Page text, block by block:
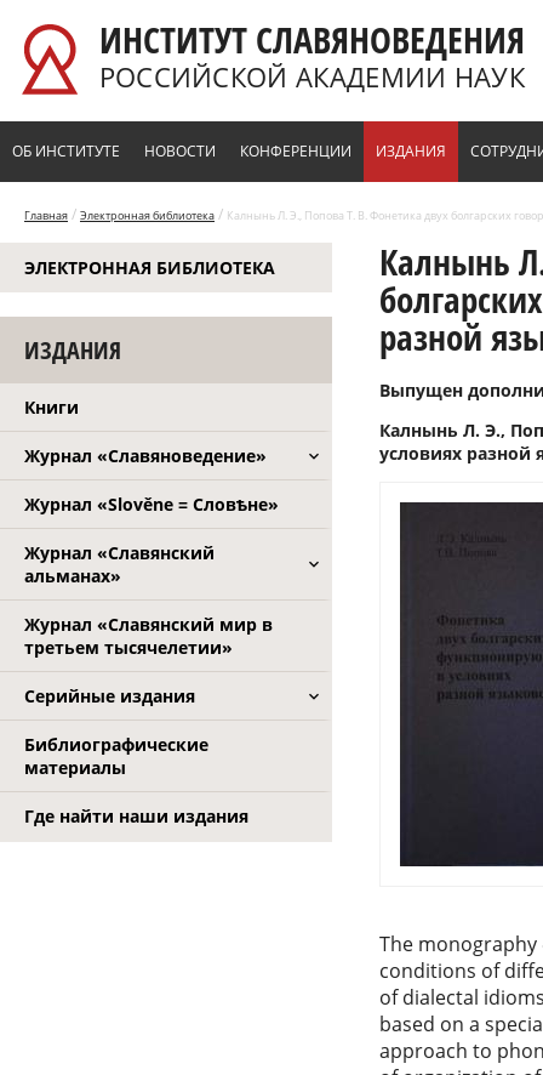
ИНСТИТУТ СЛАВЯНОВЕДЕНИЯ
РОССИЙСКОЙ АКАДЕМИИ НАУК
ОБ ИНСТИТУТЕ НОВОСТИ КОНФЕРЕНЦИИ ИЗДАНИЯ
Главная / Электронная библиотека / Калнынь Л. Э., Попова Т. В. Фонетика двух болгарских
ЭЛЕКТРОННАЯ БИБЛИОТЕКА
ИЗДАНИЯ
Книги
Журнал «Славяноведение»
Журнал «Slověne = Словѣне»
Журнал «Славянский
альманах»
Журнал «Славянский мир в
третьем тысячелетии»
Серийные издания
Библиографические
материалы
Где найти наши издания
Калнынь
разной
Выпущен
Калнынь Л. Э.,
условиях разной
The
conditions of
of dialectal
based on a
approach to